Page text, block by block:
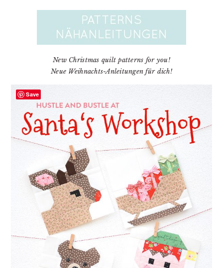
New Christmas quilt patterns for you!
Neue Weihnachts-Anleitungen für dich!
Save